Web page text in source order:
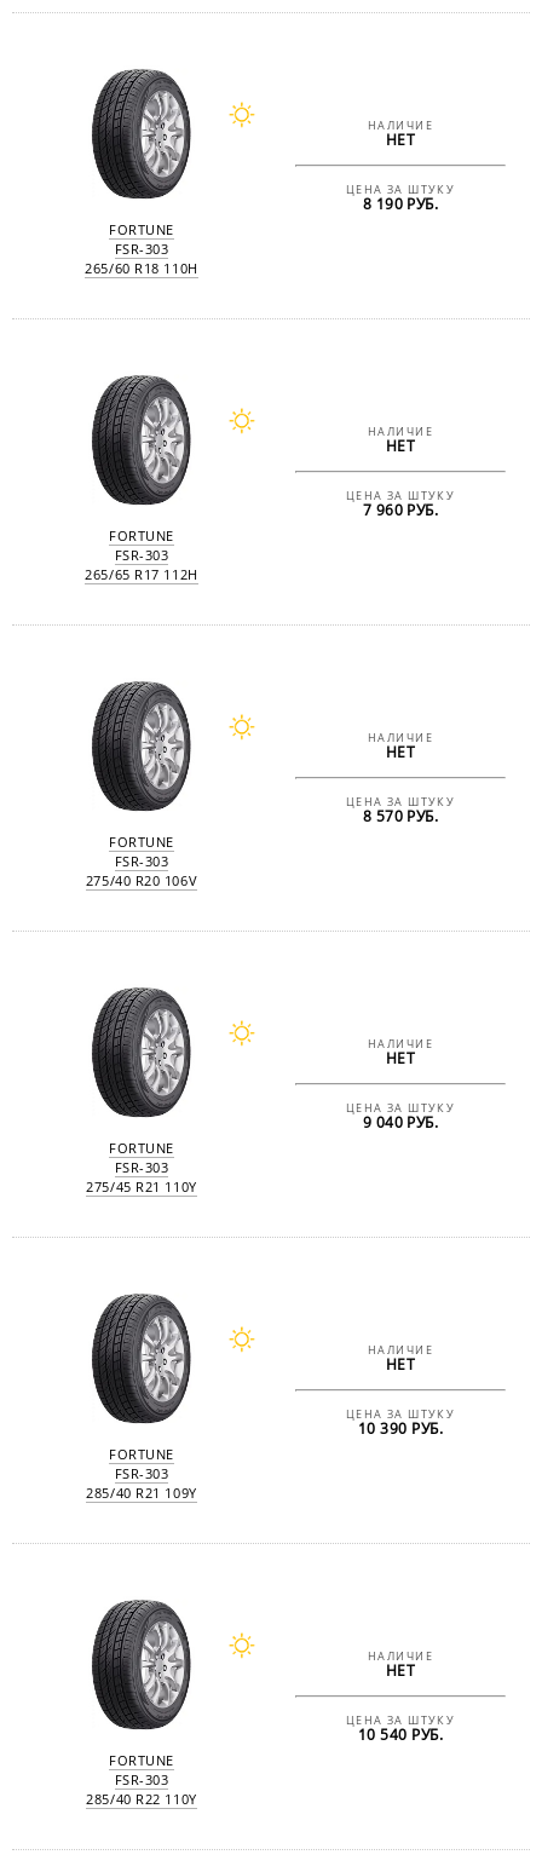
FORTUNE
FSR-303
265/60 R18 110H
НАЛИЧИЕ
НЕТ
ЦЕНА ЗА ШТУКУ
8 190 РУБ.
FORTUNE
FSR-303
265/65 R17 112H
НАЛИЧИЕ
НЕТ
ЦЕНА ЗА ШТУКУ
7 960 РУБ.
FORTUNE
FSR-303
275/40 R20 106V
НАЛИЧИЕ
НЕТ
ЦЕНА ЗА ШТУКУ
8 570 РУБ.
FORTUNE
FSR-303
275/45 R21 110Y
НАЛИЧИЕ
НЕТ
ЦЕНА ЗА ШТУКУ
9 040 РУБ.
FORTUNE
FSR-303
285/40 R21 109Y
НАЛИЧИЕ
НЕТ
ЦЕНА ЗА ШТУКУ
10 390 РУБ.
FORTUNE
FSR-303
285/40 R22 110Y
НАЛИЧИЕ
НЕТ
ЦЕНА ЗА ШТУКУ
10 540 РУБ.